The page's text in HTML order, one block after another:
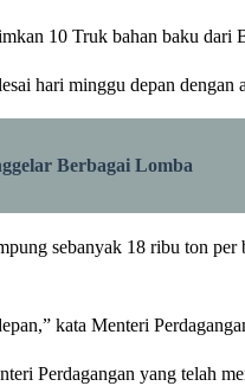
10 Truk bahan baku
hari minggu depan
Berbagai Lomba
sebanyak 18 ribu ton
kata Menteri
Perdagangan yang telah